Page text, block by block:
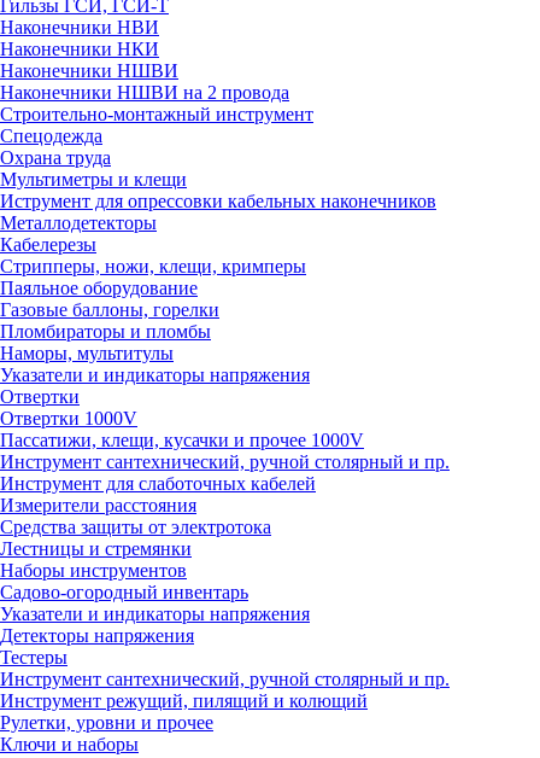
Гильзы ГСИ, ГСИ-Т
Наконечники НВИ
Наконечники НКИ
Наконечники НШВИ
Наконечники НШВИ на 2 провода
Строительно-монтажный инструмент
Спецодежда
Охрана труда
Мультиметры и клещи
Иструмент для опрессовки кабельных наконечников
Металлодетекторы
Кабелерезы
Стрипперы, ножи, клещи, кримперы
Паяльное оборудование
Газовые баллоны, горелки
Пломбираторы и пломбы
Наморы, мультитулы
Указатели и индикаторы напряжения
Отвертки
Отвертки 1000V
Пассатижи, клещи, кусачки и прочее 1000V
Инструмент сантехнический, ручной столярный и пр.
Инструмент для слаботочных кабелей
Измерители расстояния
Средства защиты от электротока
Лестницы и стремянки
Наборы инструментов
Садово-огородный инвентарь
Указатели и индикаторы напряжения
Детекторы напряжения
Тестеры
Инструмент сантехнический, ручной столярный и пр.
Инструмент режущий, пилящий и колющий
Рулетки, уровни и прочее
Ключи и наборы